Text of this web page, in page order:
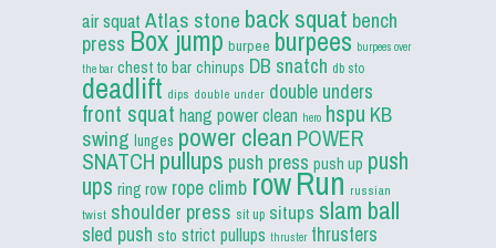
air squat Atlas stone back squat bench
press Box jump burpee burpees burpees over
the bar chest to bar chinups DB snatch db sto
deadlift dips double under double unders
front squat hang power clean hero hspu KB
swing lunges power clean POWER
SNATCH pullups push press push up push
ups ring row rope climb rowRun russian
twist shoulder press sit up situps slam ball
sled push sto strict pullups thruster thrusters